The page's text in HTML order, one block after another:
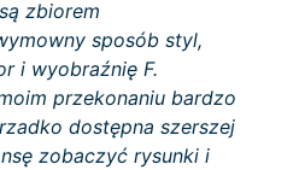
zbiorem
sposób styl,
i wyobraźnię F.
przekonaniu bardzo
dostępna szerszej
zobaczyć rysunki i